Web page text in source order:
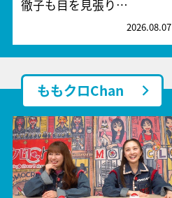
徹子も目を見張り…
2026.08.07
ももクロChan